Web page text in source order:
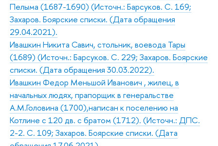
Пелыма (1687-1690) (Источн.: Барсуков. С. 169;
Захаров. Боярские списки. (Дата обращения
29.04.2021).
Ивашкин Никита Савич, стольник, воевода Тары
(1689) (Источн.: Барсуков. С. 229; Захаров. Боярские
списки. (Дата обращения 30.03.2022).
Ивашкин Федор Меньшой Иванович , жилец, в
начальных людях, прапорщик в генеральстве
А.М.Головина (1700),написан к поселению на
Котлине с 120 дв. с братом (1712). (Источн.: ДПС.
2-2. С. 109; Захаров. Боярские списки. (Дата